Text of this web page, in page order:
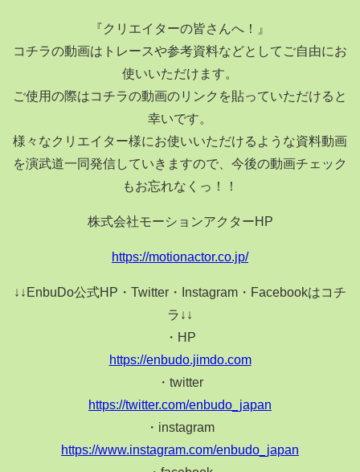
『クリエイターの皆さんへ！』
コチラの動画はトレースや参考資料などとしてご自由にお
使いいただけます。
ご使用の際はコチラの動画のリンクを貼っていただけると
幸いです。
様々なクリエイター様にお使いいただけるような資料動画
を演武道一同発信していきますので、今後の動画チェック
もお忘れなくっ！！
株式会社モーションアクターHP
https://motionactor.co.jp/
↓↓EnbuDo公式HP・Twitter・Instagram・Facebookはコチ
ラ↓↓
・HP
https://enbudo.jimdo.com
・twitter
https://twitter.com/enbudo_japan
・instagram
https://www.instagram.com/enbudo_japan